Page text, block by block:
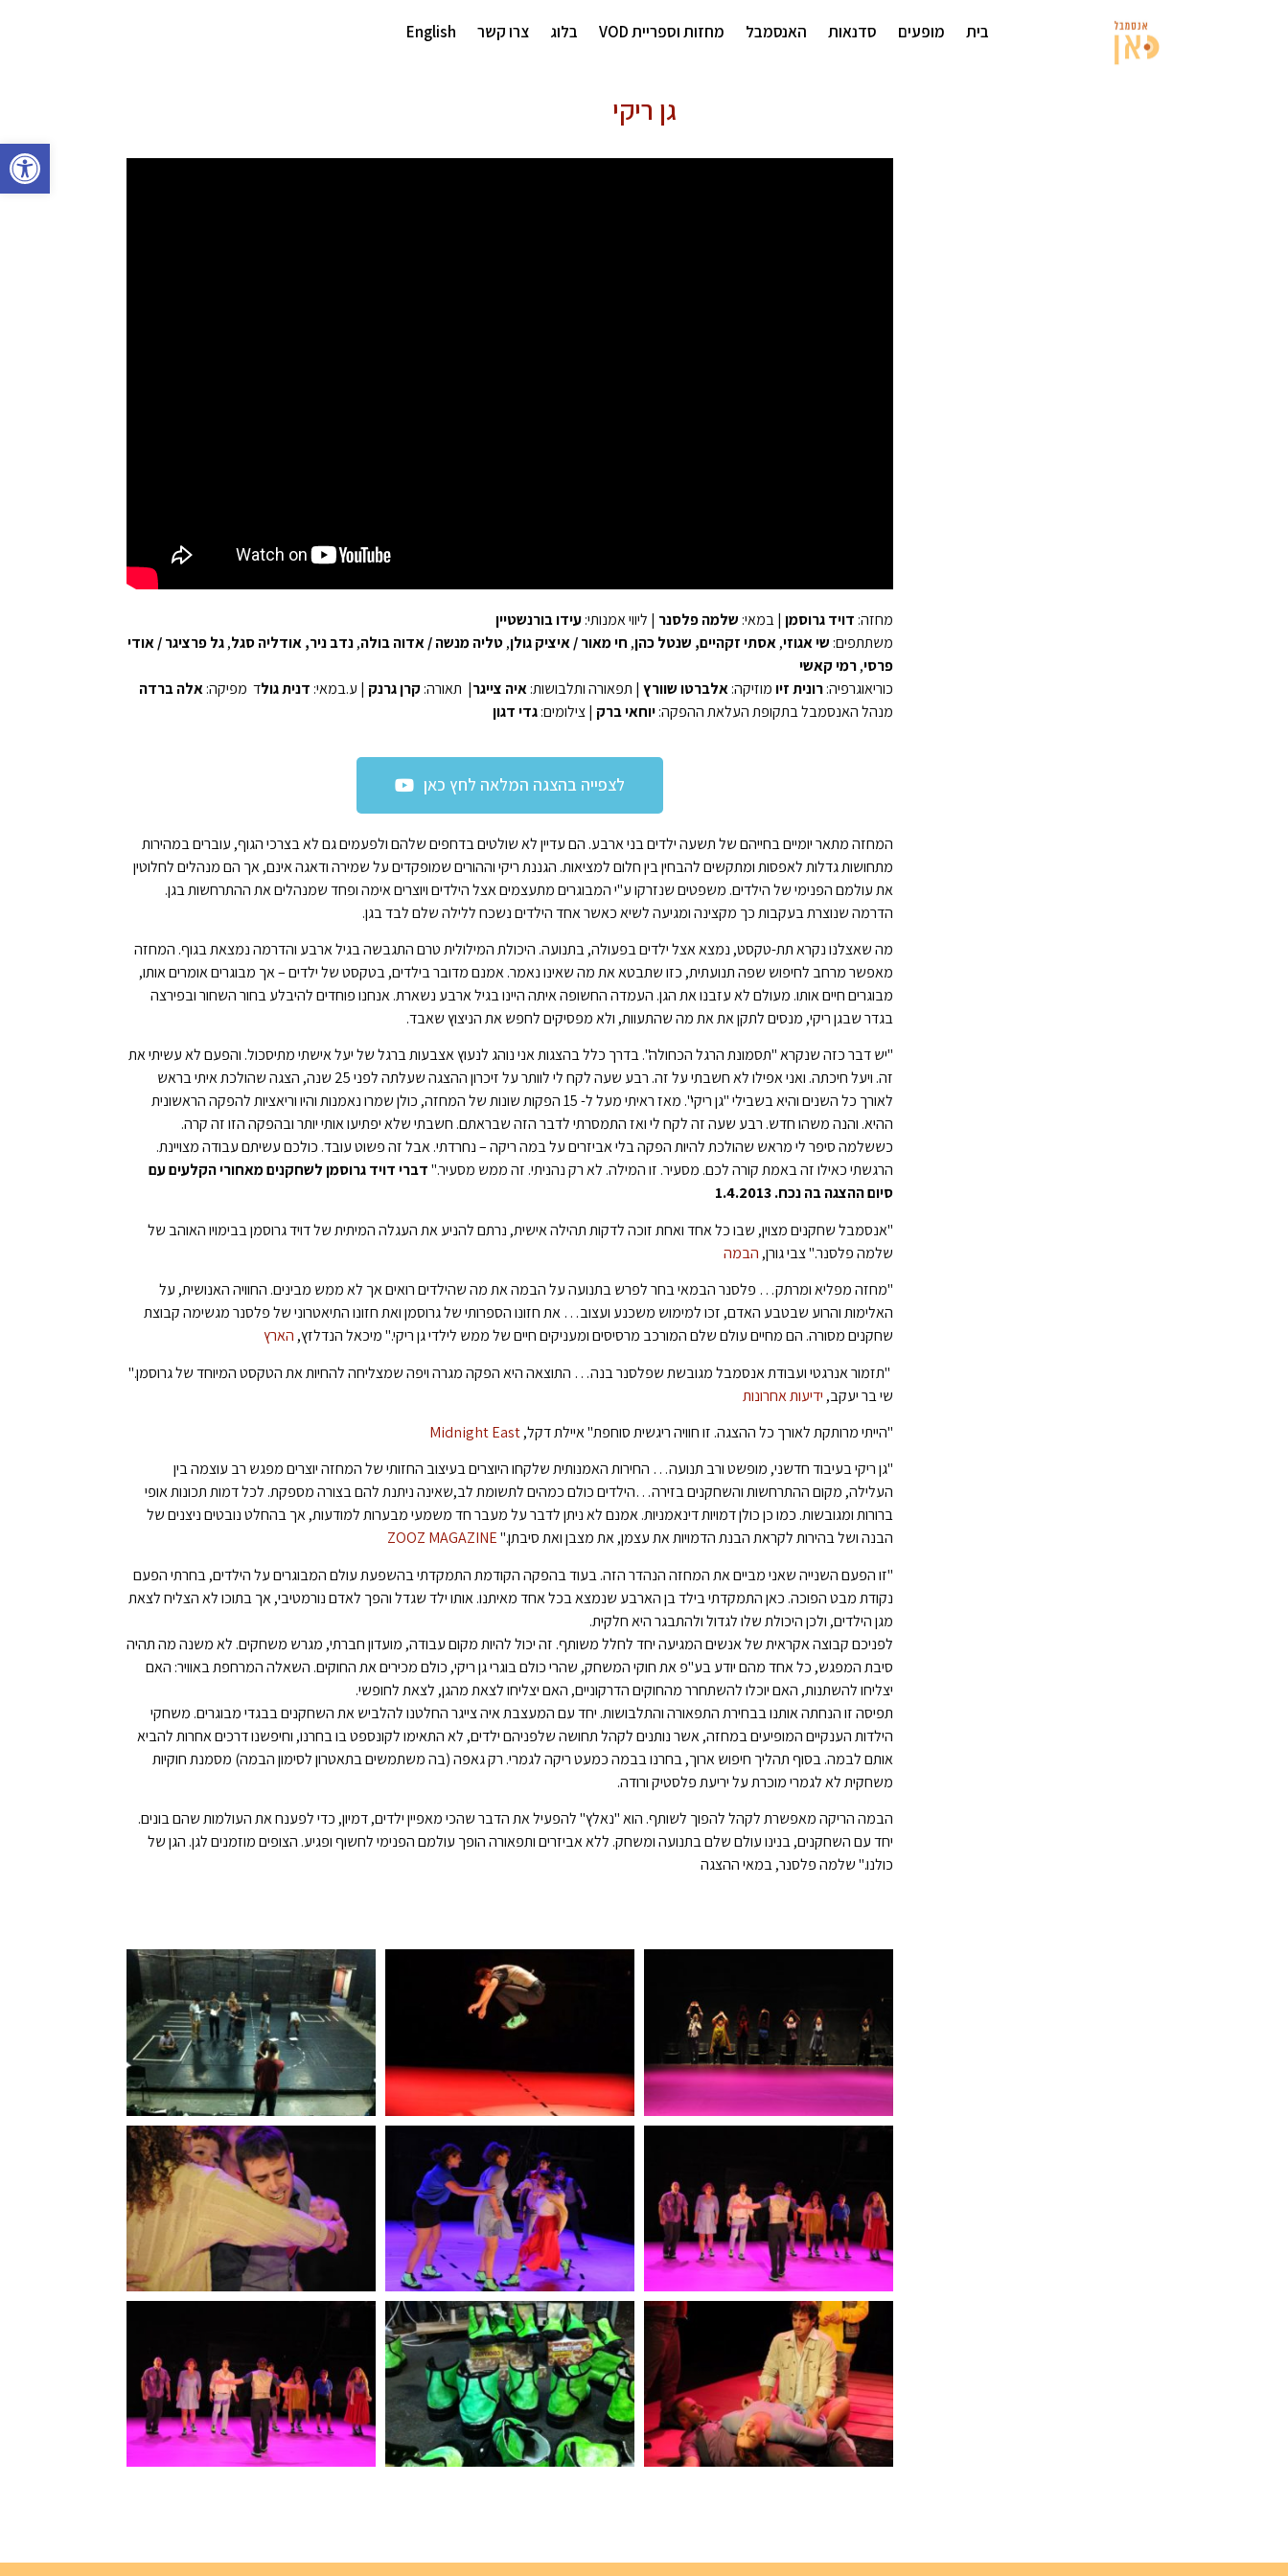
פתח
בית מופעים סדנאות האנסמבל מחזות וספריית VOD בלוג צרו קשר English
גן ריקי
מחזה: דויד גרוסמן | במאי: שלמה פלסנר | ליווי אמנותי:עידו בורנשטיין
משתתפים: שי אגוזי,אסתי זקהיים, שנטל כהן, חי מאור / איציק גולן,טליה מנשה / אדוה בולה,נדב ניר, אודליה סגל,גל פרציגר / אודי
פרסי,רמי קאשי
כוריאוגרפיה:רונית זיומוזיקה:אלברטו שוורץ | תפאורה ותלבושות:איה צייגר| תאורה: קרן גרנק | ע.במאי: דנית גולד מפיקה:אלה ברדה
מנהל האנסמבל בתקופת העלאת ההפקה:יוחאי ברק | צילומים:גדי דגון
לצפייה בהצגה המלאה לחץ כאן
המחזה מתאר יומיים בחייהם של תשעה ילדים בני ארבע. הם עדיין לא שולטים בדחפים שלהם ולפעמים גם לא בצרכי הגוף, עוברים במהירות
מתחושות גדלות לאפסות ומתקשים להבחין בין חלום למציאות. הגננת ריקי וההורים שמופקדים על שמירה ודאגה אינם, אך הם מנהלים לחלוטין
את עולמם הפנימי של הילדים. משפטים שנזרקו ע"י המבוגרים מתעצמים אצל הילדים ויוצרים אימה ופחד שמנהלים את ההתרחשות בגן.
הדרמה שנוצרת בעקבות כך מקצינה ומגיעה לשיא כאשר אחד הילדים נשכח ללילה שלם לבד בגן.
מה שאצלנו נקרא תת-טקסט, נמצא אצל ילדים בפעולה, בתנועה. היכולת המילולית טרם התגבשה בגיל ארבע והדרמה נמצאת בגוף. המחזה
מאפשר מרחב לחיפוש שפה תנועתית, כזו שתבטא את מה שאינו נאמר. אמנם מדובר בילדים, בטקסט של ילדים – אך מבוגרים אומרים אותו,
מבוגרים חיים אותו. מעולם לא עזבנו את הגן. העמדה החשופה איתה היינו בגיל ארבע נשארת. אנחנו פוחדים להיבלע בחור השחור ובפירצה
בגדר שבגן ריקי, מנסים לתקן את את מה שהתעוות, ולא מפסיקים לחפש את הניצוץ שאבד.
"יש דבר כזה שנקרא "תסמונת הרגל הכחולה". בדרך כלל בהצגות אני נוהג לנעוץ אצבעות ברגל של יעל אישתי מתיסכול. והפעם לא עשיתי את
זה. ויעל חיכתה. ואני אפילו לא חשבתי על זה. רבע שעה לקח לי לוותר על זיכרון ההצגה שעלתה לפני 25 שנה, הצגה שהולכת איתי בראש
לאורך כל השנים והיא בשבילי "גן ריקי". מאז ראיתי מעל ל- 15 הפקות שונות של המחזה, כולן שמרו נאמנות והיו וריאציות להפקה הראשונית
ההיא. והנה משהו חדש. רבע שעה זה לקח לי ואז התמסרתי לדבר הזה שבראתם. חשבתי שלא יפתיעו אותי יותר ובהפקה הזו זה קרה.
כששלמה סיפר לי מראש שהולכת להיות הפקה בלי אביזרים על במה ריקה – נחרדתי. אבל זה פשוט עובד. כולכם עשיתם עבודה מצויינת.
הרגשתי כאילו זה באמת קורה לכם. מסעיר. זו המילה. לא רק נהניתי. זה ממש מסעיר."דברי דויד גרוסמן לשחקנים מאחורי הקלעים עם
סיום ההצגה בה נכח. 1.4.2013
"אנסמבל שחקנים מצוין, שבו כל אחד ואחת זוכה לדקות תהילה אישית, נרתם להניע את העגלה המיתית של דויד גרוסמן בבימויו האוהב של
שלמה פלסנר." צבי גורן, הבמה
"מחזה מפליא ומרתק… פלסנר הבמאי בחר לפרש בתנועה על הבמה את מה שהילדים רואים אך לא ממש מבינים. החוויה האנושית, על
האלימות והרוע שבטבע האדם, זכו למימוש משכנע ועצוב… את חזונו הספרותי של גרוסמן ואת חזונו התיאטרוני של פלסנר מגשימה קבוצת
שחקנים מסורה. הם מחיים עולם שלם המורכב מרסיסים ומעניקים חיים של ממש לילדי גן ריקי." מיכאל הנדלזץ, הארץ
"תזמור אנרגטי ועבודת אנסמבל מגובשת שפלסנר בנה… התוצאה היא הפקה מגרה ויפה שמצליחה להחיות את הטקסט המיוחד של גרוסמן."
שי בר יעקב, ידיעות אחרונות
"הייתי מרותקת לאורך כל ההצגה. זו חוויה ריגשית סוחפת" איילת דקל,Midnight East
"גן ריקי בעיבוד חדשני, מופשט ורב תנועה… החירות האמנותית שלקחו היוצרים בעיצוב החזותי של המחזה יוצרים מפגש רב עוצמה בין
העלילה, מקום ההתרחשות והשחקנים בזירה…הילדים כולם כמהים לתשומת לב,שאינה ניתנת להם בצורה מספקת. לכל דמות תכונות אופי
ברורות ומגובשות. כמו כן כולן דמויות דינאמניות. אמנם לא ניתן לדבר על מעבר חד משמעי מבערות למודעות, אך בהחלט נובטים ניצנים של
הבנה ושל בהירות לקראת הבנת הדמויות את עצמן, את מצבן ואת סיבתן."ZOOZ MAGAZINE
"זו הפעם השנייה שאני מביים את המחזה הנהדר הזה. בעוד בהפקה הקודמת התמקדתי בהשפעת עולם המבוגרים על הילדים, בחרתי הפעם
נקודת מבט הפוכה. כאן התמקדתי בילד בן הארבע שנמצא בכל אחד מאיתנו. אותו ילד שגדל והפך לאדם נורמטיבי, אך בתוכו לא הצליח לצאת
מגן הילדים, ולכן היכולת שלו לגדול ולהתבגר היא חלקית.
לפניכם קבוצה אקראית של אנשים המגיעה יחד לחלל משותף. זה יכול להיות מקום עבודה, מועדון חברתי, מגרש משחקים. לא משנה מה תהיה
סיבת המפגש, כל אחד מהם יודע בע"פ את חוקי המשחק, שהרי כולם בוגרי גן ריקי, כולם מכירים את החוקים. השאלה המרחפת באוויר: האם
יצליחו להשתנות, האם יוכלו להשתחרר מהחוקים הדרקוניים, האם יצליחו לצאת מהגן, לצאת לחופשי.
תפיסה זו הנחתה אותנו בבחירת התפאורה והתלבושות. יחד עם המעצבת איה צייגר החלטנו להלביש את השחקנים בבגדי מבוגרים. משחקי
הילדות הענקיים המופיעים במחזה, אשר נותנים לקהל תחושה שלפניהם ילדים, לא התאימו לקונספט בו בחרנו, וחיפשנו דרכים אחרות להביא
אותם לבמה. בסוף תהליך חיפוש ארוך, בחרנו בבמה כמעט ריקה לגמרי. רק גאפה (בה משתמשים בתאטרון לסימון הבמה) מסמנת חוקיות
משחקית לא לגמרי מוכרת על יריעת פלסטיק ורודה.
הבמה הריקה מאפשרת לקהל להפוך לשותף. הוא "נאלץ" להפעיל את הדבר שהכי מאפיין ילדים, דמיון, כדי לפענח את העולמות שהם בונים.
יחד עם השחקנים, בנינו עולם שלם בתנועה ומשחק. ללא אביזרים ותפאורה הופך עולמם הפנימי לחשוף ופגיע. הצופים מוזמנים לגן. הגן של
כולנו." שלמה פלסנר, במאי ההצגה